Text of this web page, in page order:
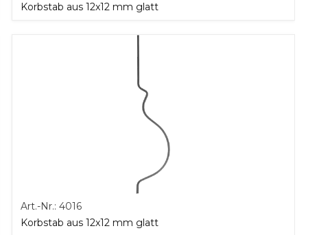
Korbstab aus 12x12 mm glatt
Art.-Nr.: 4016
Korbstab aus 12x12 mm glatt